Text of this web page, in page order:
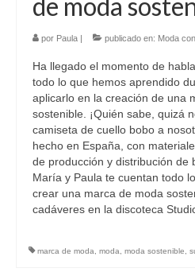
de moda
por Paula publicado en: Moda
Ha llegado el momento de
todo lo que hemos aprendido
aplicarlo en la creación de una
sostenible. ¡Quién sabe, quizá
camiseta de cuello bobo a
hecho en España, con
de producción y distribución de
María y Paula te cuentan todo
crear una marca de moda
cadáveres en la discoteca
marca de moda, moda, moda sostenible,